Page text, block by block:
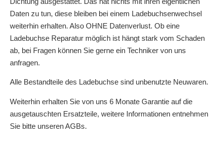
Daten zu tun, diese bleiben bei einem Ladebuchsenwechsel
weiterhin erhalten. Also OHNE Datenverlust. Ob eine
Ladebuchse Reparatur möglich ist hängt stark vom Schaden
ab, bei Fragen können Sie gerne ein Techniker von uns
anfragen.
Alle Bestandteile des Ladebuchse sind unbenutzte Neuwaren.
Weiterhin erhalten Sie von uns 6 Monate Garantie auf die
ausgetauschten Ersatzteile, weitere Informationen entnehmen
Sie bitte unseren AGBs.